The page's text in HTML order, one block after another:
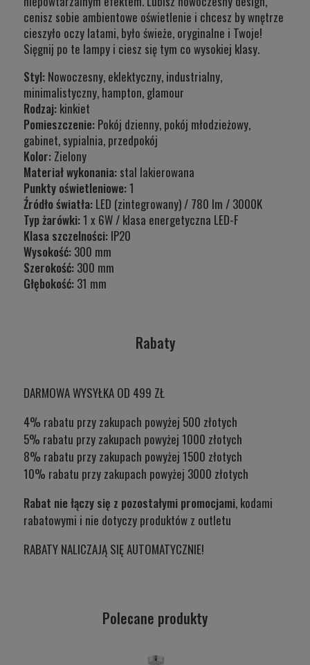
cenisz sobie ambientowe oświetlenie i chcesz by wnętrze
cieszyło oczy latami, było świeże, oryginalne i Twoje!
Sięgnij po te lampy i ciesz się tym co wysokiej klasy.
Styl: Nowoczesny, eklektyczny, industrialny,
minimalistyczny, hampton, glamour
Rodzaj: kinkiet
Pomieszczenie: Pokój dzienny, pokój młodzieżowy,
gabinet, sypialnia, przedpokój
Kolor: Zielony
Materiał wykonania: stal lakierowana
Punkty oświetleniowe:1
Źródło światła: LED (zintegrowany) / 780 lm / 3000K
Typżarówki:1 x 6W / klasa energetyczna LED-F
Klasa szczelności: IP20
Wysokość: 300 mm
Szerokość: 300 mm
Głębokość: 31 mm
Rabaty
DARMOWA WYSYŁKA OD 499 ZŁ
4% rabatu przy zakupach powyżej 500 złotych
5% rabatu przy zakupach powyżej 1000 złotych
8% rabatu przy zakupach powyżej 1500 złotych
10% rabatu przy zakupach powyżej 3000 złotych
Rabat nie łączy się z pozostałymi promocjami, kodami
rabatowymi i nie dotyczy produktów z outletu
RABATY NALICZAJĄ SIĘ AUTOMATYCZNIE!
Polecane produkty